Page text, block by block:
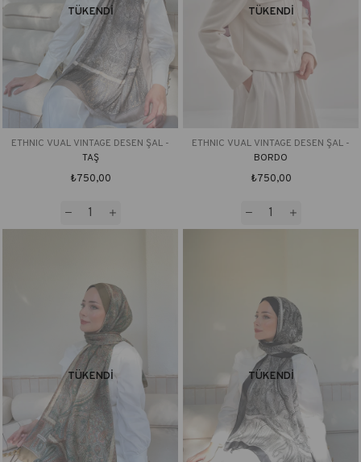
TÜKENDI
ETHNIC VUAL VINTAGE DESEN ŞAL -
TAŞ
₺750,00
TÜKENDI
ETHNIC VUAL VINTAGE DESEN ŞAL -
BORDO
₺750,00
TÜKENDI TÜKENDI